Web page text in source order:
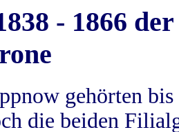
- 1866
gehörten
die beiden